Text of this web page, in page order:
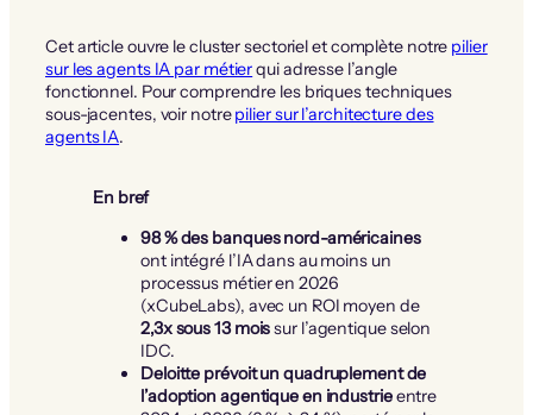
Cet article ouvre le cluster sectoriel et complète notre pilier
sur les agents IA par métierqui adresse l’angle
fonctionnel. Pour comprendre les briques techniques
sous-jacentes, voir notrepilier sur l’architecture des
agents IA.
En bref
98 % des banques nord-américaines
ont intégré l’IA dans au moins un
processus métier en 2026
(xCubeLabs), avec un ROI moyen de
2,3x sous 13 moissur l’agentique selon
IDC.
Deloitte prévoit un quadruplement de
l’adoption agentique en industrieentre